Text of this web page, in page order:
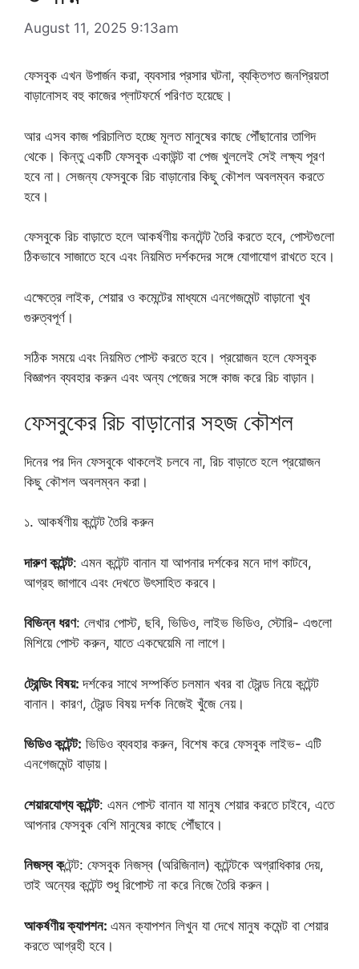
August 11, 2025 9:13am
ফেসবুক এখন উপার্জন করা, ব্যবসার প্রসার ঘটনা, ব্যক্তিগত জনপ্রিয়তা
বাড়ানোসহ বহু কাজের প্লাটফর্মে পরিণত হয়েছে।
আর এসব কাজ পরিচালিত হচ্ছে মূলত মানুষের কাছে পৌঁছানোর তাগিদ
থেকে। কিন্তু একটি ফেসবুক একাউন্ট বা পেজ খুললেই সেই লক্ষ্য পূরণ
হবে না। সেজন্য ফেসবুকে রিচ বাড়ানোর কিছু কৌশল অবলম্বন করতে
হবে।
ফেসবুকে রিচ বাড়াতে হলে আকর্ষণীয় কনটেন্ট তৈরি করতে হবে, পোস্টগুলো
ঠিকভাবে সাজাতে হবে এবং নিয়মিত দর্শকদের সঙ্গে যোগাযোগ রাখতে হবে।
এক্ষেত্রে লাইক, শেয়ার ও কমেন্টের মাধ্যমে এনগেজমেন্ট বাড়ানো খুব
গুরুত্বপূর্ণ।
সঠিক সময়ে এবং নিয়মিত পোস্ট করতে হবে। প্রয়োজন হলে ফেসবুক
বিজ্ঞাপন ব্যবহার করুন এবং অন্য পেজের সঙ্গে কাজ করে রিচ বাড়ান।
ফেসবুকের রিচ বাড়ানোর সহজ কৌশল
দিনের পর দিন ফেসবুকে থাকলেই চলবে না, রিচ বাড়াতে হলে প্রয়োজন
কিছু কৌশল অবলম্বন করা।
১. আকর্ষণীয় কন্টেন্ট তৈরি করুন
দারুণ কন্টেন্ট: এমন কন্টেন্ট বানান যা আপনার দর্শকের মনে দাগ কাটবে,
আগ্রহ জাগাবে এবং দেখতে উৎসাহিত করবে।
বিভিন্ন ধরণ: লেখার পোস্ট, ছবি, ভিডিও, লাইভ ভিডিও, স্টোরি- এগুলো
মিশিয়ে পোস্ট করুন, যাতে একঘেয়েমি না লাগে।
ট্রেন্ডিং বিষয়:দর্শকের সাথে সম্পর্কিত চলমান খবর বা ট্রেন্ড নিয়ে কন্টেন্ট
বানান। কারণ, ট্রেন্ড বিষয় দর্শক নিজেই খুঁজে নেয়।
ভিডিও কন্টেন্ট: ভিডিও ব্যবহার করুন, বিশেষ করে ফেসবুক লাইভ- এটি
এনগেজমেন্ট বাড়ায়।
শেয়ারযোগ্য কন্টেন্ট: এমন পোস্ট বানান যা মানুষ শেয়ার করতে চাইবে, এতে
আপনার ফেসবুক বেশি মানুষের কাছে পৌঁছাবে।
নিজস্ব কন্টেন্ট: ফেসবুক নিজস্ব (অরিজিনাল) কন্টেন্টকে অগ্রাধিকার দেয়,
তাই অন্যের কন্টেন্ট শুধু রিপোস্ট না করে নিজে তৈরি করুন।
আকর্ষণীয় ক্যাপশন: এমন ক্যাপশন লিখুন যা দেখে মানুষ কমেন্ট বা শেয়ার
করতে আগ্রহী হবে।